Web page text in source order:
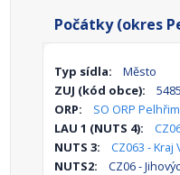
Počátky (okres
Typ sídla:
Město
ZUJ (kód obce):
ORP:
SO ORP
LAU 1 (NUTS 4):
NUTS 3:
CZ063 - Kraj
NUTS2:
CZ06 -